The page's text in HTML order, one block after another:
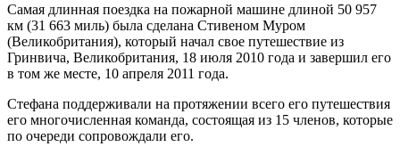
Самая длинная поездка на пожарной машине длиной 50 957
км (31 663 миль) была сделана Стивеном Муром
(Великобритания), который начал свое путешествие из
Гринвича, Великобритания, 18 июля 2010 года и завершил его
в том же месте, 10 апреля 2011 года.
Стефана поддерживали на протяжении всего его путешествия
его многочисленная команда, состоящая из 15 членов, которые
по очереди сопровождали его.